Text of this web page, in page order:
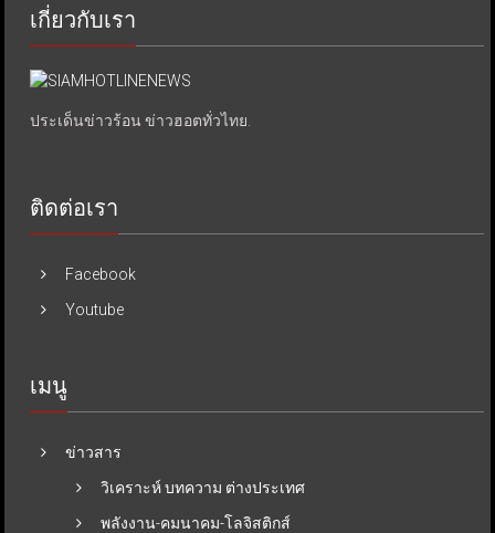
เกี่ยวกับเรา
ประเด็นข่าวร้อน ข่าวฮอตทั่วไทย.
ติดต่อเรา
Facebook
Youtube
เมนู
ข่าวสาร
วิเคราะห์ บทความ ต่างประเทศ
พลังงาน-คมนาคม-โลจิสติกส์